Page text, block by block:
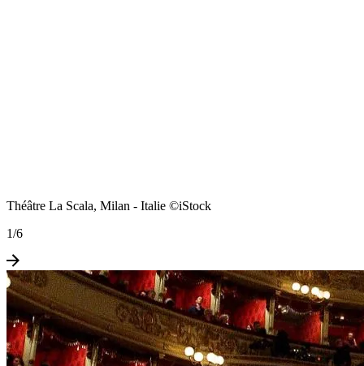
Théâtre La Scala, Milan - Italie ©iStock
1/6